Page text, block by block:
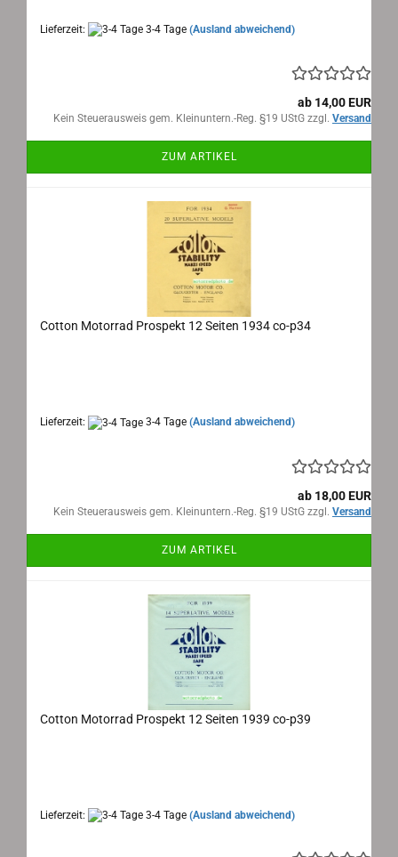
Lieferzeit: 3-4 Tage (Ausland abweichend)
ab 14,00 EUR
Kein Steuerausweis gem. Kleinuntern.-Reg. §19 UStG zzgl. Versand
ZUM ARTIKEL
Cotton Motorrad Prospekt 12 Seiten 1934 co-p34
Lieferzeit: 3-4 Tage (Ausland abweichend)
ab 18,00 EUR
Kein Steuerausweis gem. Kleinuntern.-Reg. §19 UStG zzgl. Versand
ZUM ARTIKEL
Cotton Motorrad Prospekt 12 Seiten 1939 co-p39
Lieferzeit: 3-4 Tage (Ausland abweichend)